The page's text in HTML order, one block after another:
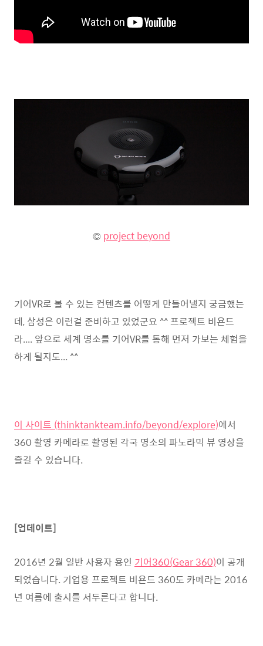
© project beyond
기어VR로 볼 수 있는 컨텐츠를 어떻게 만들어낼지 궁금했는
데, 삼성은 이런걸 준비하고 있었군요 ^^ 프로젝트 비욘드
라.... 앞으로 세계 명소를 기어VR를 통해 먼저 가보는 체험을
하게 될지도... ^^
이 사이트 (thinktankteam.info/beyond/explore)에서
360 촬영 카메라로 촬영된 각국 명소의 파노라믹 뷰 영상을
즐길 수 있습니다.
[업데이트]
2016년 2월 일반 사용자 용인 기어360(Gear 360)이 공개
되었습니다. 기업용 프로젝트 비욘드 360도 카메라는 2016
년 여름에 출시를 서두른다고 합니다.